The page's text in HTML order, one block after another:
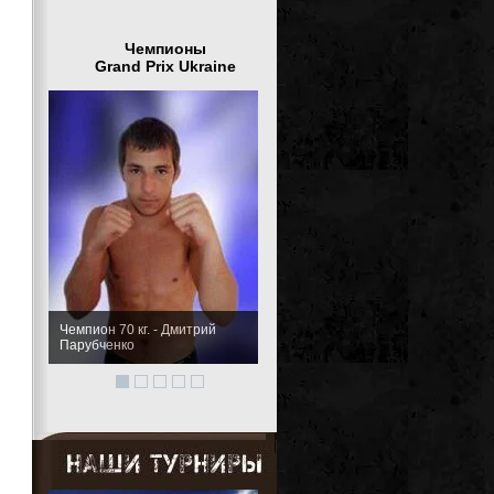
Чемпионы
Grand Prix Ukraine
Чемпион 77 кг.- Александр
Войтенко